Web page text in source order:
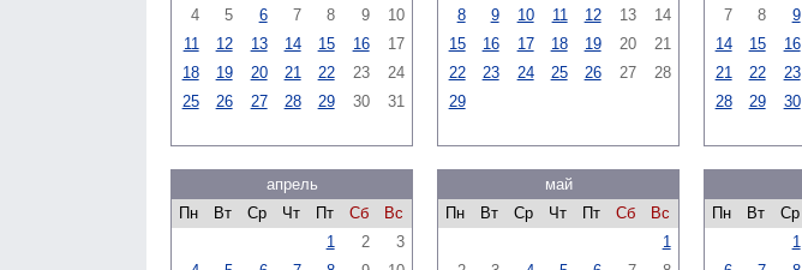
4
5 6 7 8 9
10
11
12 13 14 15 16
17
18
19 20 21 22 23
24
25
26 27 28 29 30 31
8
9 10 11 12 13
14
15
16 17 18 19 20
21
22
23 24 25 26 27
28
29
7
8 9
14
15 16
21
22 23
28
29 30
апрель
Пн
Вт Ср Чт Пт Сб
Вс
1
2
3
май
Пн
Вт Ср Чт Пт Сб
Вс
1
Пн
Вт Ср
1